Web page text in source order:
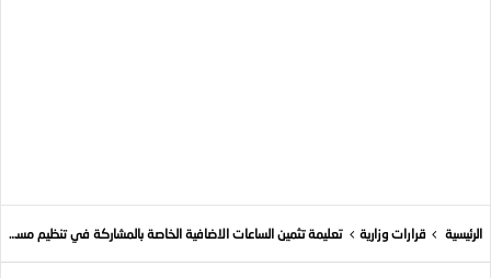
الرئيسية قرارات وزارية تعليمة تثمين الساعات الاضافية الخاصة بالمشاركة في تنظيم مسابقات الدكتوراه